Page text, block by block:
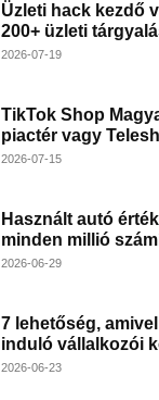
Üzleti hack kezdő
200+ üzleti
2026-07-19
TikTok Shop
piactér vagy
2026-07-15
Használt autó
minden millió
2026-06-29
7 lehetőség,
induló vállalkozói
2026-06-23